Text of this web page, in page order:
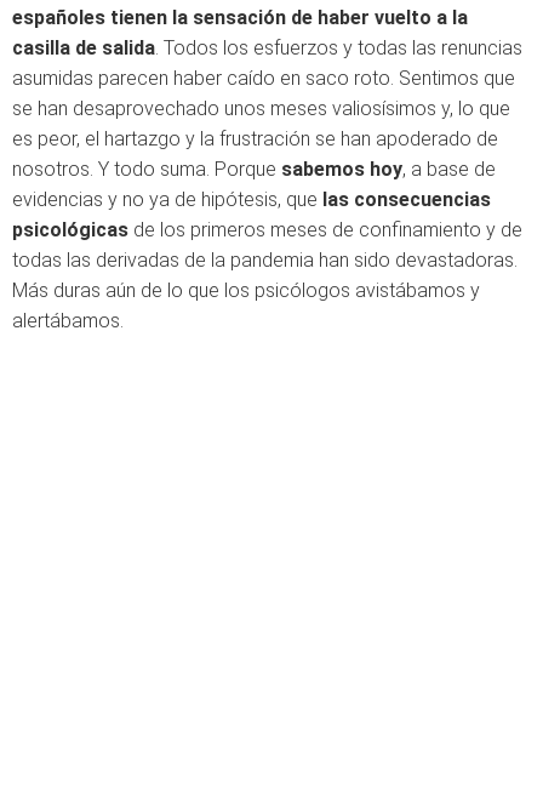
españoles tienen la sensación de haber vuelto a la
casilla de salida. Todos los esfuerzos y todas las renuncias
asumidas parecen haber caído en saco roto. Sentimos que
se han desaprovechado unos meses valiosísimos y, lo que
es peor, el hartazgo y la frustración se han apoderado de
nosotros. Y todo suma. Porque sabemos hoy, a base de
evidencias y no ya de hipótesis, que las consecuencias
psicológicas de los primeros meses de confinamiento y de
todas las derivadas de la pandemia han sido devastadoras.
Más duras aún de lo que los psicólogos avistábamos y
alertábamos.